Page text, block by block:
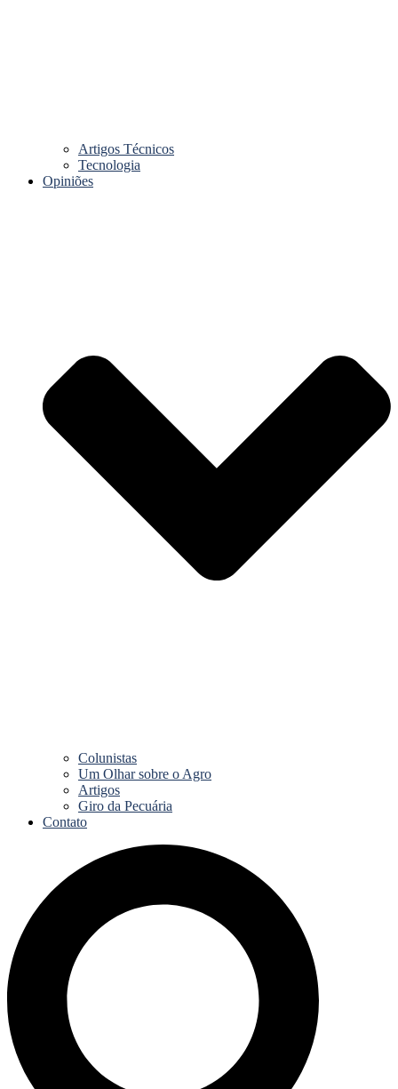
Artigos Técnicos
Tecnologia
Opiniões
Colunistas
Um Olhar sobre o Agro
Artigos
Giro da Pecuária
Contato